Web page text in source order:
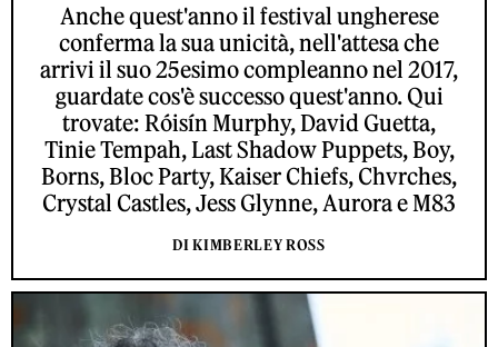
Anche quest'anno il festival ungherese
conferma la sua unicità, nell'attesa che
arrivi il suo 25esimo compleanno nel 2017,
guardate cos'è successo quest'anno. Qui
trovate: Róisín Murphy, David Guetta,
Tinie Tempah, Last Shadow Puppets, Boy,
Borns, Bloc Party, Kaiser Chiefs, Chvrches,
Crystal Castles, Jess Glynne, Aurora e M83
DI KIMBERLEY ROSS